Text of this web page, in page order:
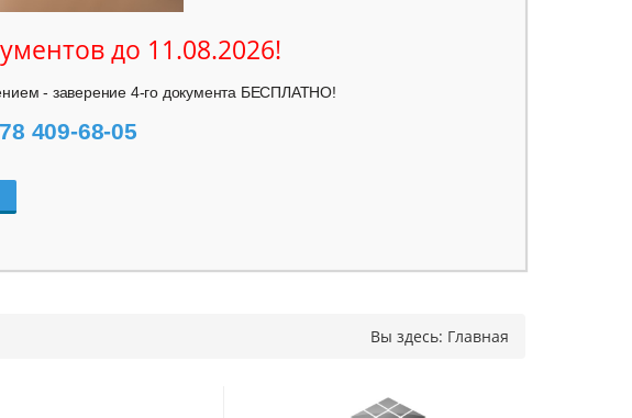
до 11.08.2026!
- заверение 4-го документа БЕСПЛАТНО!
409-68-05
Вы здесь: Главная